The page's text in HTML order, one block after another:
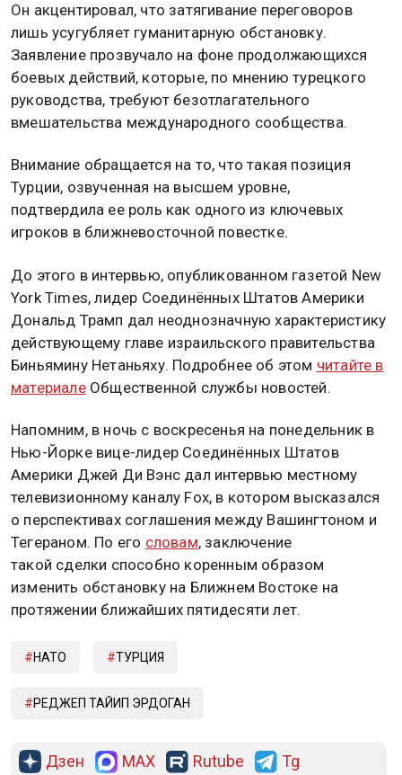
Он акцентировал, что затягивание переговоров
лишь усугубляет гуманитарную обстановку.
Заявление прозвучало на фоне продолжающихся
боевых действий, которые, по мнению турецкого
руководства, требуют безотлагательного
вмешательства международного сообщества.
Внимание обращается на то, что такая позиция
Турции, озвученная на высшем уровне,
подтвердила ее роль как одного из ключевых
игроков в ближневосточной повестке.
До этого в интервью, опубликованном газетой New
York Times, лидер Соединённых Штатов Америки
Дональд Трамп дал неоднозначную характеристику
действующему главе израильского правительства
Биньямину Нетаньяху. Подробнее об этом читайте в
материалеОбщественной службы новостей.
Напомним, в ночь с воскресенья на понедельник в
Нью-Йорке вице-лидер Соединённых Штатов
Америки Джей Ди Вэнс дал интервью местному
телевизионному каналу Fox, в котором высказался
о перспективах соглашения между Вашингтоном и
Тегераном. По его словам, заключение
такой сделки способно коренным образом
изменить обстановку на Ближнем Востоке на
протяжении ближайших пятидесяти лет.
НАТО ТУРЦИЯ
РЕДЖЕП ТАЙИП ЭРДОГАН
Дзен MAX Rutube Tg